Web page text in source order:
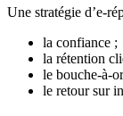
Une stratégie d’e-
la confiance ;
la rétention
le bouche-à-
le retour sur